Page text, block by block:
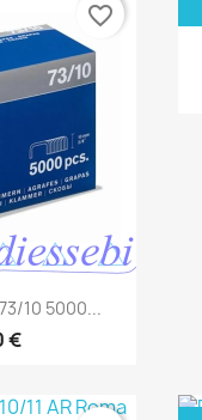
10 5000...
€
favorite_border